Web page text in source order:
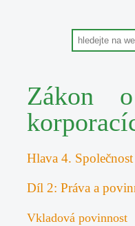
Zákon
Hlava 4.
Díl 2: Práva a
Vkladová povinnost